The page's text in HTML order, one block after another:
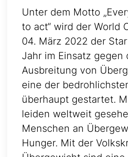
Unter dem Motto
to act“ wird der World
04. März 2022 der
Jahr im Einsatz
Ausbreitung von
eine der
überhaupt gestartet.
leiden weltweit
Menschen an
Hunger. Mit der